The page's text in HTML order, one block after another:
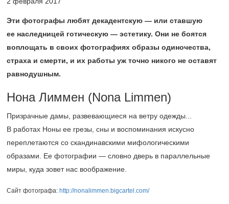
Эти фотографы любят декадентскую — или ставшую
ее наследницей готическую — эстетику. Они не боятся
воплощать в своих фотографиях образы одиночества,
страха и смерти, и их работы уж точно никого не оставят
равнодушным.
Нона Лиммен (Nona Limmen)
Призрачные дамы, развевающиеся на ветру одежды...
В работах Ноны ее грезы, сны и воспоминания искусно
переплетаются со скандинавскими мифологическими
образами. Ее фотографии — словно дверь в параллельные
миры, куда зовет нас воображение.
Сайт фотографа: http://nonalimmen.bigcartel.com/